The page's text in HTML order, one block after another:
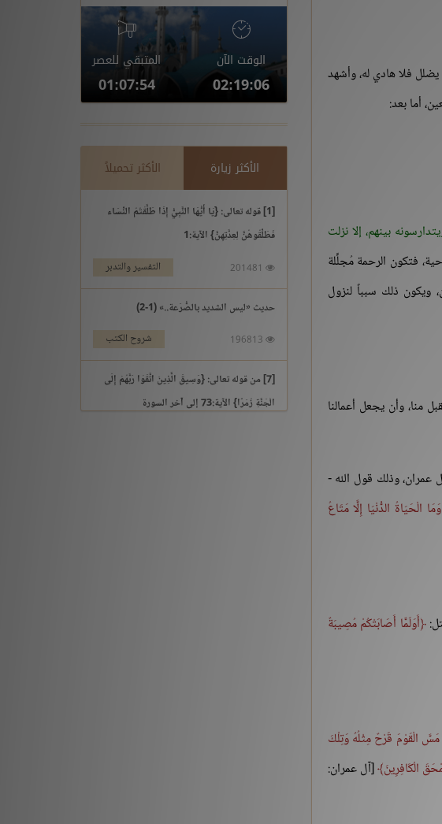
يضلل فلا هادي له، وأشهد
أما بعد:
بينهم، إلا نزلت
فتكون الرحمة مُجلِّلة
ويكون ذلك سبباً لنزول
منا، وأن يجعل أعمالنا
عمران، وذلك قول الله -
الدُّنْيَا إِلَّا مَتَاعُ
أَوَلَمَّا أَصَابَتْكُمْ مُصِيبَةٌ
إِنْ يَمْسَسْكُمْ قَرْحٌ فَقَدْ مَسَّ الْقَوْمَ قَرْحٌ مِثْلُهُ وَتِلْكَ
[آل عمران:
الوقت الآن
02:19:07
المتبقي للعصر
01:07:53
الأكثر زيارة الأكثر تحميلاً
[1] قوله تعالى: {يَا أَيُّهَا النَّبِيُّ إِذَا طَلَّقْتُمُ النِّسَاء
فَطَلِّقُوهُنَّ لِعِدَّتِهِنَّ} الآية:1
التفسير والتدبر
حديث «ليس الشديد بالصُّرَعة..» (1-2)
شروح الكتب
[7] من قوله تعالى: {وَسِيقَ الَّذِينَ اتَّقَوْا رَبَّهُمْ إِلَى
الْجَنَّةِ زُمَرًا} الآية:73 إلى آخر السورة